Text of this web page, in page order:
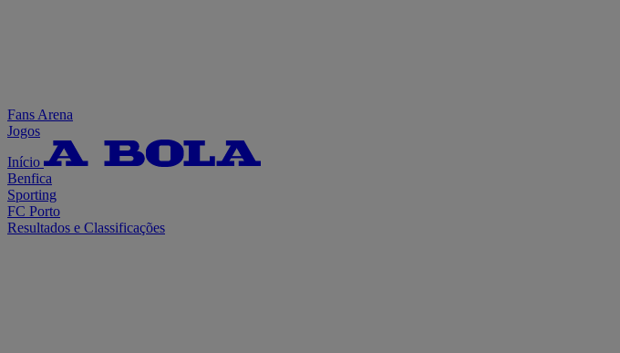
Fans Arena
Jogos
Início
Benfica
Sporting
FC Porto
Resultados e Classificações